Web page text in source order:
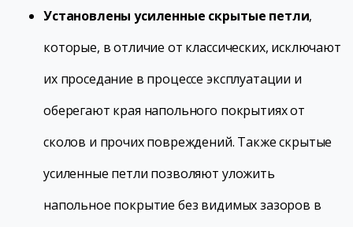
Установлены усиленные скрытые петли,
которые, в отличие от классических, исключают
их проседание в процессе эксплуатации и
оберегают края напольного покрытиях от
сколов и прочих повреждений. Также скрытые
усиленные петли позволяют уложить
напольное покрытие без видимых зазоров в